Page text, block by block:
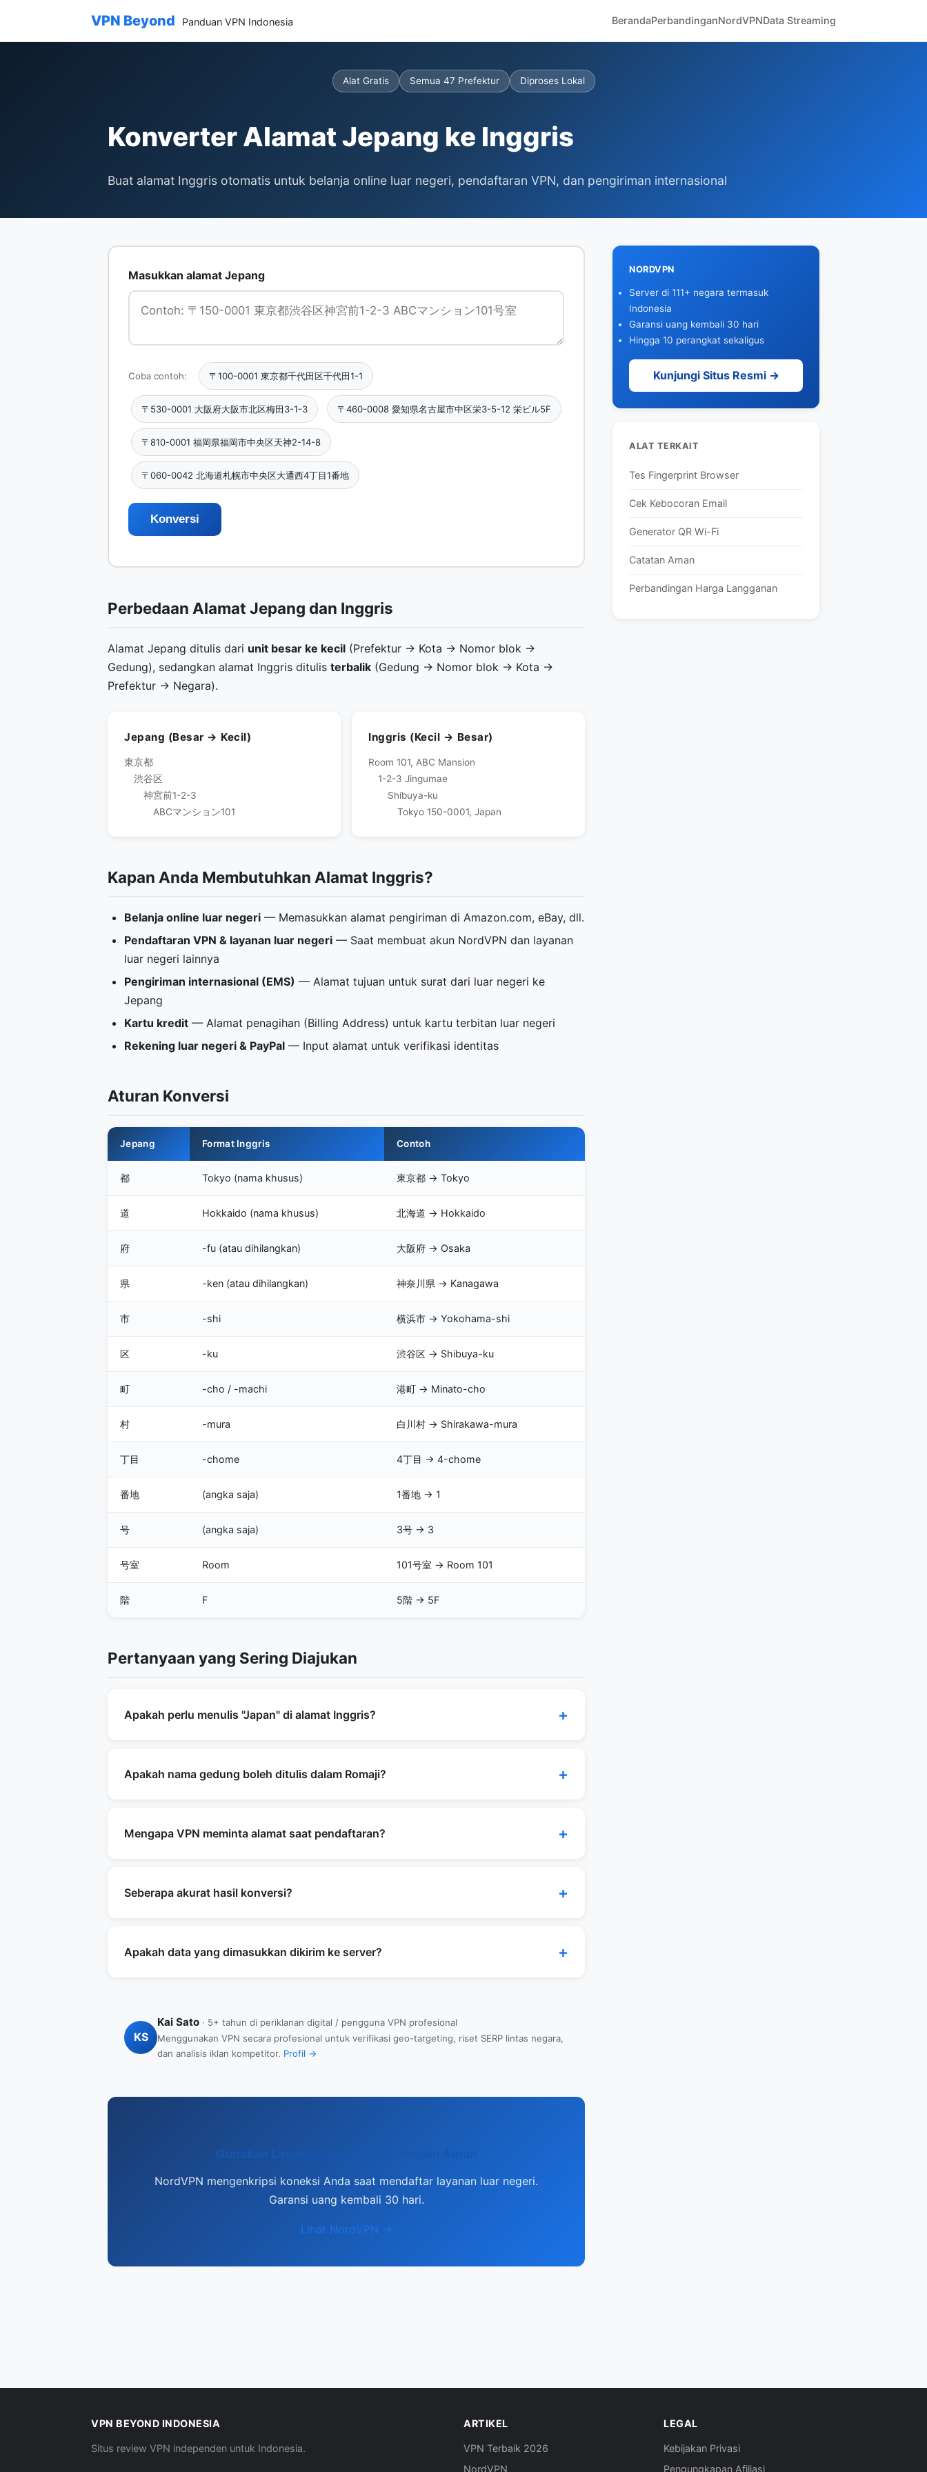
VPN Beyond Panduan VPN Indonesia BerandaPerbandinganNordVPNData Streaming
Alat Gratis Semua 47 Prefektur Diproses Lokal
Konverter Alamat Jepang ke Inggris
Buat alamat Inggris otomatis untuk belanja online luar negeri, pendaftaran VPN, dan pengiriman internasional
Masukkan alamat Jepang
Coba contoh: 〒100-0001 東京都千代田区千代田1-1
〒530-0001 大阪府大阪市北区梅田3-1-3 〒460-0008 愛知県名古屋市中区栄3-5-12 栄ビル5F
〒810-0001 福岡県福岡市中央区天神2-14-8
〒060-0042 北海道札幌市中央区大通西4丁目1番地
Konversi
Perbedaan Alamat Jepang dan Inggris
Alamat Jepang ditulis dari unit besar ke kecil (Prefektur → Kota → Nomor blok →
Gedung), sedangkan alamat Inggris ditulis terbalik (Gedung → Nomor blok → Kota →
Prefektur → Negara).
Jepang (Besar → Kecil)
東京都
渋谷区
神宮前1-2-3
ABCマンション101
Inggris (Kecil → Besar)
Room 101, ABC Mansion
1-2-3 Jingumae
Shibuya-ku
Tokyo 150-0001, Japan
Kapan Anda Membutuhkan Alamat Inggris?
Belanja online luar negeri — Memasukkan alamat pengiriman di Amazon.com, eBay, dll.
Pendaftaran VPN & layanan luar negeri — Saat membuat akun NordVPN dan layanan
luar negeri lainnya
Pengiriman internasional (EMS) — Alamat tujuan untuk surat dari luar negeri ke
Jepang
Kartu kredit — Alamat penagihan (Billing Address) untuk kartu terbitan luar negeri
Rekening luar negeri & PayPal — Input alamat untuk verifikasi identitas
Aturan Konversi
Jepang Format Inggris Contoh
都 Tokyo (nama khusus) 東京都 → Tokyo
道 Hokkaido (nama khusus) 北海道 → Hokkaido
府 -fu (atau dihilangkan) 大阪府 → Osaka
県 -ken (atau dihilangkan) 神奈川県 → Kanagawa
市 -shi 横浜市 → Yokohama-shi
区 -ku 渋谷区 → Shibuya-ku
町 -cho / -machi 港町 → Minato-cho
村 -mura 白川村 → Shirakawa-mura
丁目 -chome 4丁目 → 4-chome
番地 (angka saja) 1番地 → 1
号 (angka saja) 3号 → 3
号室 Room 101号室 → Room 101
階 F 5階 → 5F
Pertanyaan yang Sering Diajukan
Apakah perlu menulis "Japan" di alamat Inggris?
(pendaftaran layanan luar negeri, dll.), sebaiknya tetap ditambahkan untuk
Apakah nama gedung boleh ditulis dalam Romaji?
membacanya, tidak masalah. Untuk pengiriman internasional, karena tukang pos
Mengapa VPN meminta alamat saat pendaftaran?
VPN hampir tidak pernah menggunakan alamat untuk verifikasi lain.
Seberapa akurat hasil konversi?
utama. Namun, tidak semua nama wilayah tercakup, sehingga sebagian
Apakah data yang dimasukkan dikirim ke server?
KS
Kai Sato · 5+ tahun di periklanan digital / pengguna VPN profesional
Menggunakan VPN secara profesional untuk verifikasi geo-targeting, riset SERP lintas negara,
dan analisis iklan kompetitor. Profil →
Gunakan Layanan Luar Negeri dengan Aman
NordVPN mengenkripsi koneksi Anda saat mendaftar layanan luar negeri.
Garansi uang kembali 30 hari.
Lihat NordVPN →
NORDVPN
Server di 111+ negara termasuk
Indonesia
Garansi uang kembali 30 hari
Hingga 10 perangkat sekaligus
Kunjungi Situs Resmi →
ALAT TERKAIT
Tes Fingerprint Browser
Cek Kebocoran Email
Generator QR Wi-Fi
Catatan Aman
Perbandingan Harga Langganan
VPN BEYOND INDONESIA
Situs review VPN independen untuk Indonesia.
ARTIKEL
VPN Terbaik 2026
NordVPN
LEGAL
Kebijakan Privasi
Pengungkapan Afiliasi